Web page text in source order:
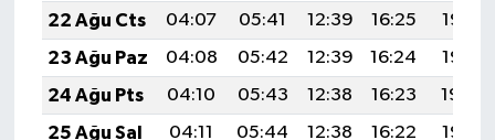
22 Ağu Cts
04:07 05:41 12:39 16:25
19:27
23 Ağu Paz
04:08 05:42 12:39 16:24
19:26
24 Ağu Pts
04:10 05:43 12:38 16:23
19:24
25 Ağu Sal
04:11 05:44 12:38 16:22 19:23